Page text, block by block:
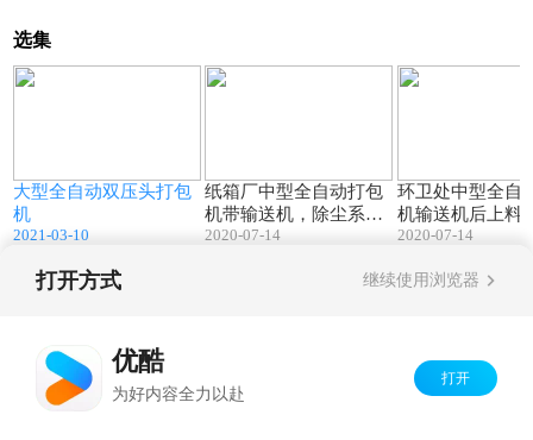
选集
大型全自动双压头打包
机
2021-03-10
纸箱厂中型全自动打包
机带输送机，除尘系统.
MP4
2020-07-14
环卫处中型全自
机输送机后上料
2020-07-14
打开方式 继续使用浏览器
优酷
为好内容全力以赴
打开